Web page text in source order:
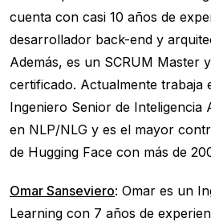
cuenta con casi 10 años de
desarrollador back-end y
Además, es un SCRUM Master
certificado. Actualmente trabaja
Ingeniero Senior de Inteligencia
en NLP/NLG y es el mayor
de Hugging Face con más de
Omar Sanseviero: Omar es un
Learning con 7 años de